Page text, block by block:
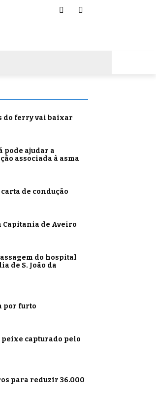
do ferry vai baixar
pode ajudar a
associada à asma
de condução
Capitania de Aveiro
do hospital
de S. João da
por furto
capturado pelo
para reduzir 36.000